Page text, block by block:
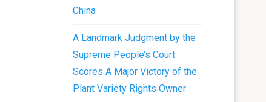
China
A Landmark Judgment by the
Supreme People’s Court
Scores A Major Victory of the
Plant Variety Rights Owner